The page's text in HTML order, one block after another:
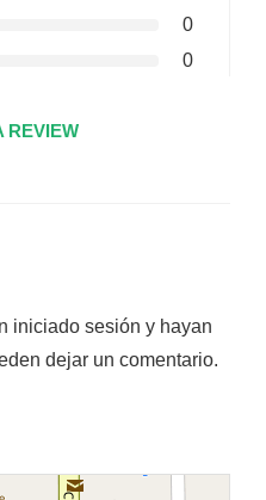
0
0
REVIEW
iniciado sesión y hayan
dejar un comentario.